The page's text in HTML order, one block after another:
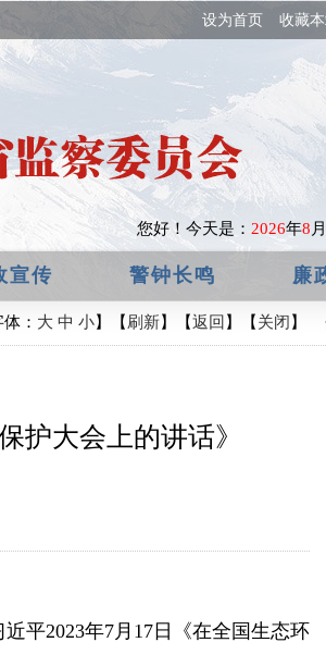
设为首页 收藏
您好！ 今天是： 2026年8 月
宣传 警钟长鸣 廉
体： 大 中 小】【刷新】【返回 】【关闭 】
护大会上的讲话》
平2023年7月17日《在全国生态环